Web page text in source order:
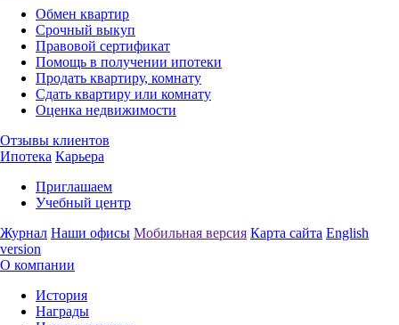
Обмен квартир
Срочный выкуп
Правовой сертификат
Помощь в получении ипотеки
Продать квартиру, комнату
Сдать квартиру или комнату
Оценка недвижимости
Отзывы клиентов
Ипотека Карьера
Приглашаем
Учебный центр
Журнал Наши офисы Мобильная версия Карта сайта English
version
О компании
История
Награды